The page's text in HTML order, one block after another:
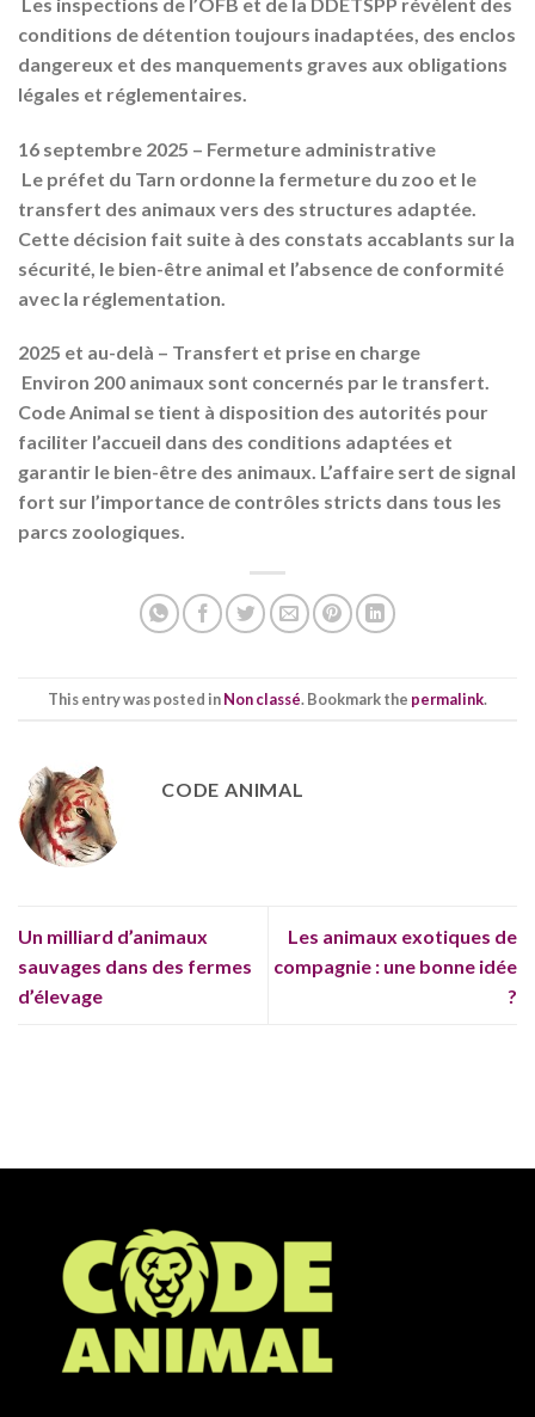
conditions de détention toujours inadaptées, des enclos
dangereux et des manquements graves aux obligations
légales et réglementaires.
16 septembre 2025 – Fermeture administrative
Le préfet du Tarn ordonne la fermeture du zoo et le
transfert des animaux vers des structures adaptée.
Cette décision fait suite à des constats accablants sur la
sécurité, le bien-être animal et l’absence de conformité
avec la réglementation.
2025 et au-delà – Transfert et prise en charge
Environ 200 animaux sont concernés par le transfert.
Code Animal se tient à disposition des autorités pour
faciliter l’accueil dans des conditions adaptées et
garantir le bien-être des animaux. L’affaire sert de signal
fort sur l’importance de contrôles stricts dans tous les
parcs zoologiques.
This entry was posted inNon classé. Bookmark the permalink.
CODE ANIMAL
Un milliard d’animaux
sauvages dans des fermes
d’élevage
Les animaux exotiques de
compagnie : une bonne idée
?